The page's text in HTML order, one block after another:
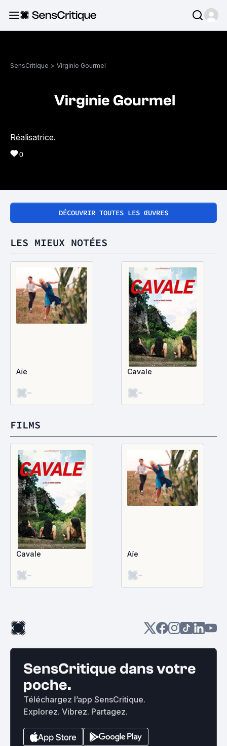
SensCritique > Virginie Gourmel
Virginie Gourmel
Réalisatrice.
0
DÉCOUVRIR TOUTES LES ŒUVRES
LES MIEUX NOTÉES
Aïe
-
Cavale
-
FILMS
Cavale
-
Aïe
-
SensCritique dans votre
poche.
Téléchargez l’app SensCritique.
Explorez. Vibrez. Partagez.